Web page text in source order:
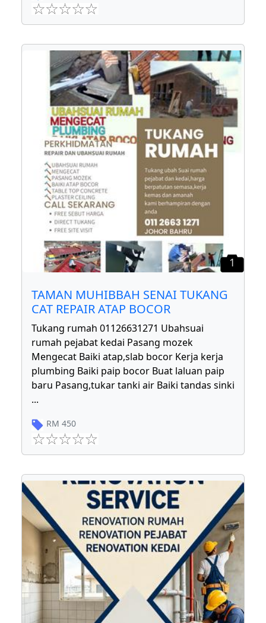
1
TAMAN MUHIBBAH SENAI TUKANG
CAT REPAIR ATAP BOCOR
Tukang rumah 01126631271 Ubahsuai
rumah pejabat kedai Pasang mozek
Mengecat Baiki atap,slab bocor Kerja kerja
plumbing Baiki paip bocor Buat laluan paip
baru Pasang,tukar tanki air Baiki tandas sinki
...
RM 450